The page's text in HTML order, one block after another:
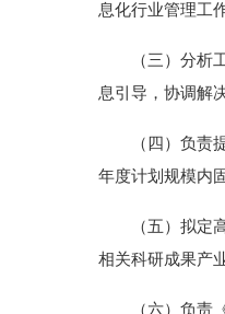
息化行业管理工
（三）分析工
息引导，协调解
（四）负责提
年度计划规模内
（五）拟定高
相关科研成果产
（六）负责《